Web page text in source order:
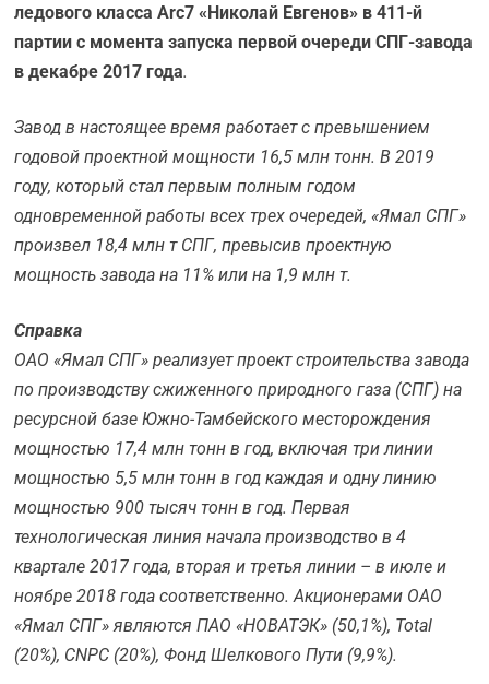
ледового класса Arc7 «Николай Евгенов» в 411-й
партии с момента запуска первой очереди СПГ-завода
в декабре 2017 года.
Завод в настоящее время работает с превышением
годовой проектной мощности 16,5 млн тонн.В 2019
году, который стал первым полным годом
одновременной работы всех трех очередей, «Ямал СПГ»
произвел 18,4 млн т СПГ, превысив проектную
мощность завода на 11%или на 1,9 млн т.
Справка
ОАО «Ямал СПГ» реализует проект строительства завода
по производству сжиженного природного газа (СПГ) на
ресурсной базе Южно-Тамбейского месторождения
мощностью 17,4 млн тонн в год, включая три линии
мощностью 5,5 млн тонн в год каждая и одну линию
мощностью 900 тысяч тонн в год. Первая
технологическая линия начала производство в 4
квартале 2017 года, вторая и третья линии – в июле и
ноябре 2018 года соответственно. Акционерами ОАО
«Ямал СПГ» являются ПАО «НОВАТЭК» (50,1%), Total
(20%), CNPC (20%), Фонд Шелкового Пути (9,9%).